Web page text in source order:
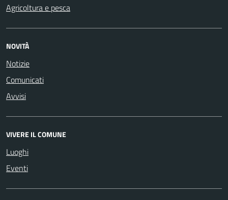
Agricoltura e pesca
NOVITÀ
Notizie
Comunicati
Avvisi
VIVERE IL COMUNE
Luoghi
Eventi